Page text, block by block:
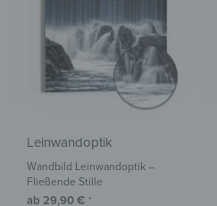
Leinwandoptik
Wandbild Leinwandoptik –
Fließende Stille
ab 29,90€ *